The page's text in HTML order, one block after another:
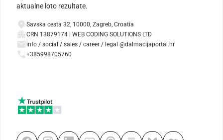
aktualne loto rezultate.
Savska cesta 32, 10000, Zagreb, Croatia
CRN 13879174 | WEB CODING SOLUTIONS LTD
info / social / sales / career / legal @dalmacijaportal.hr
+385998705760